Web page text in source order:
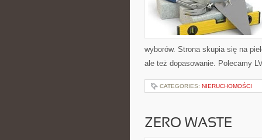
wyborów. Strona skupia się na
ale też dopasowanie. Polecamy
CATEGORIES: NIERUCHOMOŚCI
ZERO WASTE